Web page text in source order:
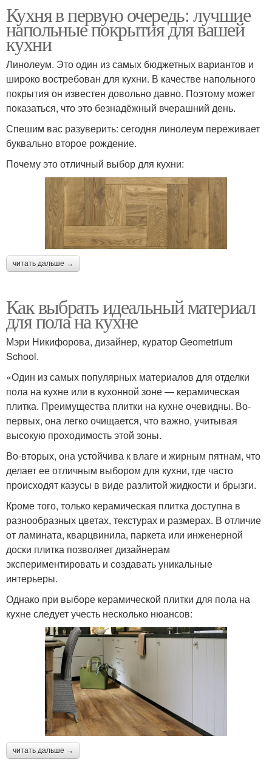
Кухня в первую очередь: лучшие
напольные покрытия для вашей
кухни
Линолеум. Это один из самых бюджетных вариантов и
широко востребован для кухни. В качестве напольного
покрытия он известен довольно давно. Поэтому может
показаться, что это безнадёжный вчерашний день.
Спешим вас разуверить: сегодня линолеум переживает
буквально второе рождение.
Почему это отличный выбор для кухни:
читать дальше →
Как выбрать идеальный материал
для пола на кухне
Мэри Никифорова, дизайнер, куратор Geometrium
School.
«Один из самых популярных материалов для отделки
пола на кухне или в кухонной зоне — керамическая
плитка. Преимущества плитки на кухне очевидны. Во-
первых, она легко очищается, что важно, учитывая
высокую проходимость этой зоны.
Во-вторых, она устойчива к влаге и жирным пятнам, что
делает ее отличным выбором для кухни, где часто
происходят казусы в виде разлитой жидкости и брызги.
Кроме того, только керамическая плитка доступна в
разнообразных цветах, текстурах и размерах. В отличие
от ламината, кварцвинила, паркета или инженерной
доски плитка позволяет дизайнерам
экспериментировать и создавать уникальные
интерьеры.
Однако при выборе керамической плитки для пола на
кухне следует учесть несколько нюансов:
читать дальше →